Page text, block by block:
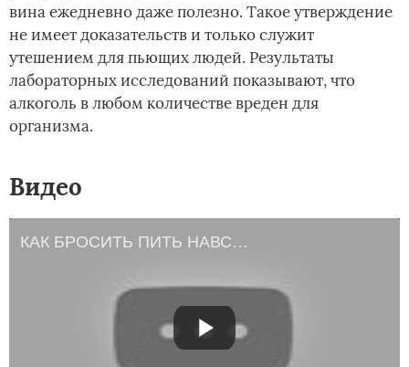
вина ежедневно даже полезно. Такое утверждение
не имеет доказательств и только служит
утешением для пьющих людей. Результаты
лабораторных исследований показывают, что
алкоголь в любом количестве вреден для
организма.
Видео
КАК БРОСИТЬ ПИТЬ НАВСЕГДА. Симптомы отвыкания.